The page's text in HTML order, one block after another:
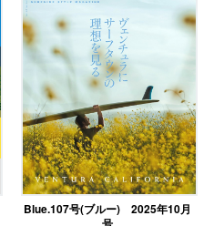
Blue.107号(ブルー) 2025年10月